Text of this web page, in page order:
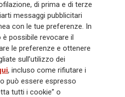
in Europa e una presenza
della strategia di Generali c'è il suo
clienti, realizzato attraverso soluzioni
cliente di prima classe e le sue
digitalizzata. Il Gruppo ha
in tutte le scelte strategiche, con
gli stakeholder mentre costruisce una
di prima e di terze
messaggi pubblicitari
con le tue preferenze. In
possibile revocare il
le preferenze e ottenere
sull’utilizzo dei
, incluso come rifiutare i
può essere espresso
tutti i cookie” o